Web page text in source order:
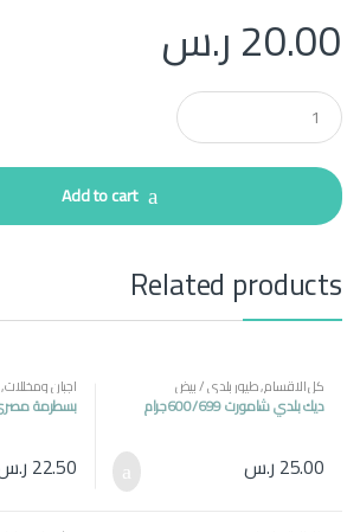
20.00ر.س
Q
u
a
t
i
Add to cart
Related products
كل الاقسام,طيور بلدي / بيض
ديك بلدي شامورت 600/699جرام
25.00 ر.س
اجبان ومخللات,
مصرية
بسطرمة مصري
22.50